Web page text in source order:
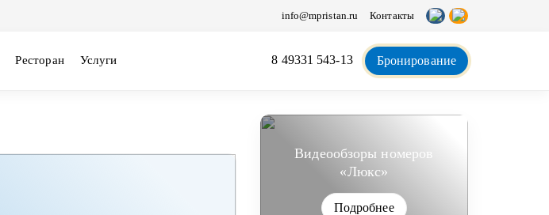
Контакты
info@mpristan.ru
Ресторан Услуги 8 49331 543-13 Бронирование
Видеообзоры номеров
«Люкс»
Подробнее